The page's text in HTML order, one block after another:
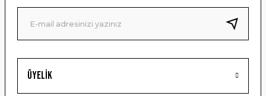
Ürün fiyatı diğer sitelerden daha pahalı.
Bu ürüne benzer farklı alternatifler olmalı.
Üyelik